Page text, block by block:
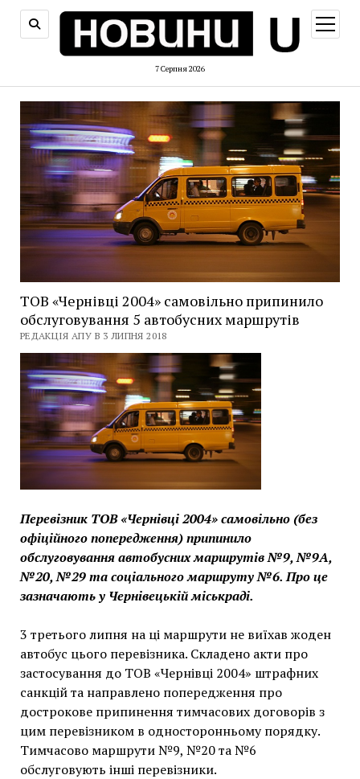
7 Серпня 2026
меню
ТОВ «Чернівці 2004» самовільно припинило
обслуговування 5 автобусних маршрутів
РЕДАКЦІЯ АПУ В 3 ЛИПНЯ 2018
Перевізник ТОВ «Чернівці 2004» самовільно (без
офіційного попередження) припинило
обслуговування автобусних маршрутів №9, №9А,
№20, №29 та соціального маршруту №6. Про це
зазначають у Чернівецькій міськраді.
3 третього липня на ці маршрути не виїхав жоден
автобус цього перевізника. Складено акти про
застосування до ТОВ «Чернівці 2004» штрафних
санкцій та направлено попередження про
дострокове припинення тимчасових договорів з
цим перевізником в односторонньому порядку.
Тимчасово маршрути №9, №20 та №6
обслуговують інші перевізники.